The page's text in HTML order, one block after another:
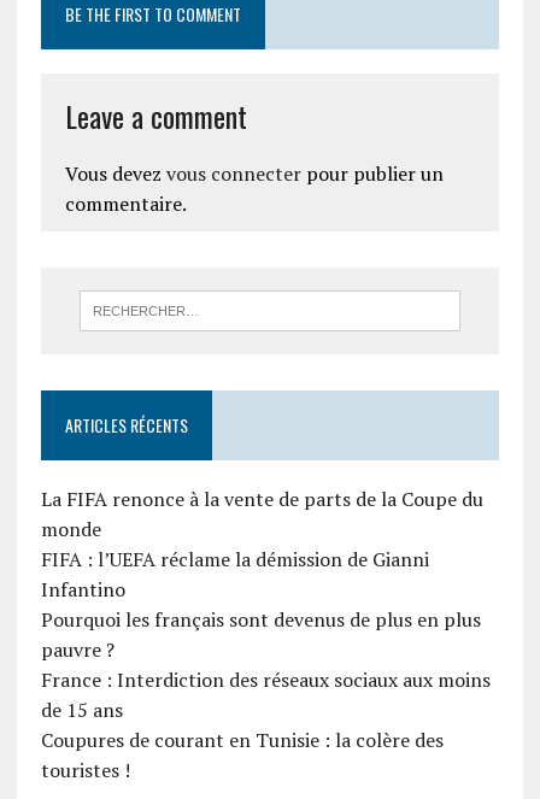
BE THE FIRST TO COMMENT
Leave a comment
Vous devez vous connecterpour publier un
commentaire.
ARTICLES RÉCENTS
La FIFA renonce à la vente de parts de la Coupe du
monde
FIFA : l’UEFA réclame la démission de Gianni
Infantino
Pourquoi les français sont devenus de plus en plus
pauvre ?
France : Interdiction des réseaux sociaux aux moins
de 15 ans
Coupures de courant en Tunisie : la colère des
touristes !